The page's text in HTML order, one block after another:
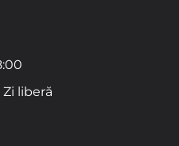
liberă